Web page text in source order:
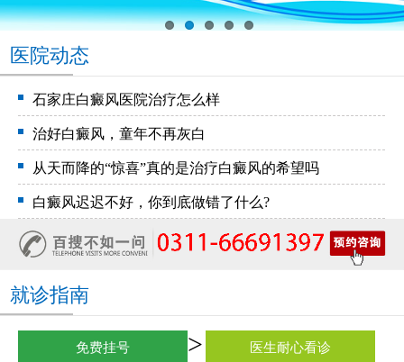
医院动态
石家庄白癜风医院治疗怎么样
治好白癜风，童年不再灰白
从天而降的“惊喜”真的是治疗白癜风的希望吗
白癜风迟迟不好，你到底做错了什么?
就诊指南
免费挂号 医生耐心看诊